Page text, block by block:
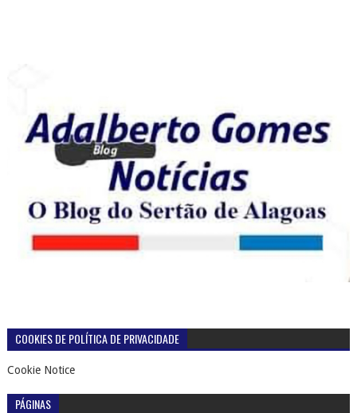
COOKIES DE POLÍTICA DE PRIVACIDADE
Cookie Notice
PÁGINAS